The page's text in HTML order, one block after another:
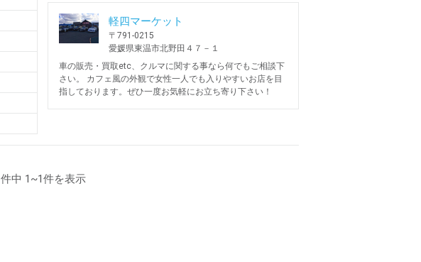
軽四マーケット
〒791-0215
愛媛県東温市北野田４７－１
車の販売・買取etc、クルマに関する事なら何でもご相談下
さい。 カフェ風の外観で女性一人でも入りやすいお店を目
指しております。ぜひ一度お気軽にお立ち寄り下さい！
件中 1~1件を表示